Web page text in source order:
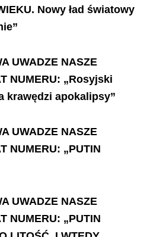
Nowy ład światowy
UWADZE NASZE
NUMERU: „Rosyjski
krawędzi apokalipsy”
UWADZE NASZE
NUMERU: „PUTIN
UWADZE NASZE
NUMERU: „PUTIN